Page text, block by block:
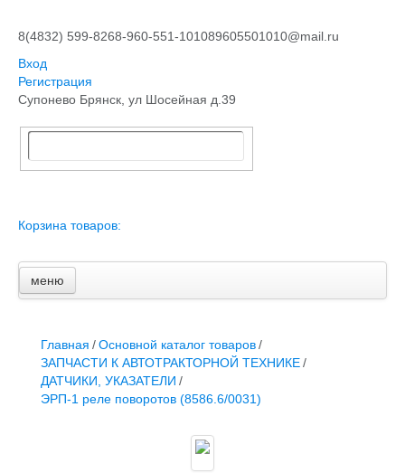
8(4832) 599-8268-960-551-101089605501010@mail.ru
Вход
Регистрация
Супонево Брянск, ул Шосейная д.39
Корзина товаров:
меню
Главная
ЗАПЧАСТИ К АВТОТРАКТОРНОЙ ТЕХНИКЕ
СТАРТЕРЫ, ГЕНЕРАТОРЫ
АККУМУЛЯТОРЫ,РЕМНИ,МАНЖЕТЫ, РВД И ДРУГОЕ
ЗАПЧАСТИ К СЕЛЬХОЗОБОРУДОВАНИЮ
Главная /Основной каталог товаров/
ЗАПЧАСТИ К АВТОТРАКТОРНОЙ ТЕХНИКЕ/
ДАТЧИКИ, УКАЗАТЕЛИ /
ЭРП-1 реле поворотов (8586.6/0031)